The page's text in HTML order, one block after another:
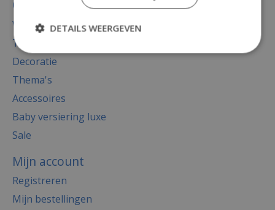
Categorieën
Versiering
Totaal thema feest
Decoratie
Thema's
Accessoires
Baby versiering luxe
Sale
Mijn account
Registreren
Mijn bestellingen
DETAILS WEERGEVEN